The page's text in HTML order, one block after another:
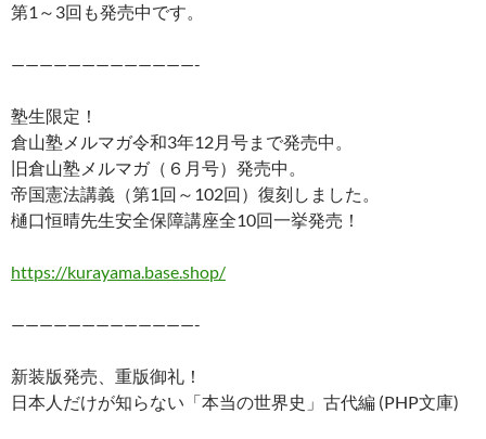
第1～3回も発売中です。
—————————————-
塾生限定！
倉山塾メルマガ令和3年12月号まで発売中。
旧倉山塾メルマガ（６月号）発売中。
帝国憲法講義（第1回～102回）復刻しました。
樋口恒晴先生安全保障講座全10回一挙発売！
https://kurayama.base.shop/
—————————————-
新装版発売、重版御礼！
日本人だけが知らない「本当の世界史」古代編 (PHP文庫)